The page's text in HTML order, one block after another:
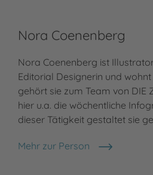
Nora Coenenberg
Nora Coenenberg ist
Editorial Designerin und
gehört sie zum Team von DIE
hier u.a. die wöchentliche
dieser Tätigkeit gestaltet sie
Mehr zur Person
Nora Coenenberg